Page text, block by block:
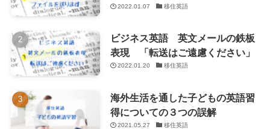
2022.01.07 移住英語
ビジネス英語 英文メールの鉄板
表現 「転送はご遠慮ください」
2022.01.20 移住英語
海外生活を通した子どもの英語習
得についての３つの誤解
2021.05.27 移住英語